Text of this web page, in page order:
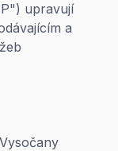
upravují
a